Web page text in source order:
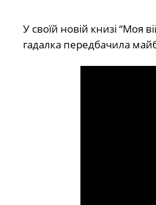
У своїй новій книзі “Моя
гадалка передбачила